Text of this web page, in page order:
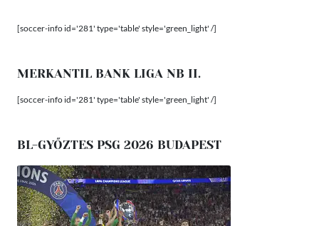
[soccer-info id='281' type='table' style='green_light' /]
MERKANTIL BANK LIGA NB II.
[soccer-info id='281' type='table' style='green_light' /]
BL-GYŐZTES PSG 2026 BUDAPEST